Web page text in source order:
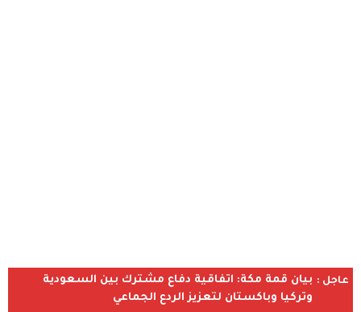
عاجل : بيان قمة مكة: اتفاقية دفاع مشترك بين السعودية
وتركيا وباكستان لتعزيز الردع الجماعي